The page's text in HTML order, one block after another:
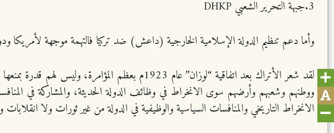
3.جبهة التحرير الشعبي DHKP
وأما دعم تنظيم الدولة الإسلامية الخارجية (داعش) ضد تركيا فالتهمة موجهة لأمريكا
لقد شعر الأتراك بعد اتفاقية “لوزان” عام 1923م
ووطنهم وشعبهم وأرضهم سوى الانخراط في وظائف الدولة الحديثة، والمشاركة في
الانخراط التاريخي والمنافسات السياسية والوظيفية في الدولة من غير ثورات ولا